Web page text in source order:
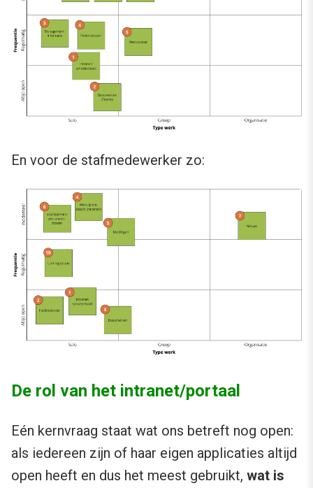
En voor de stafmedewerker zo:
De rol van het intranet/portaal
Eén kernvraag staat wat ons betreft nog open:
als iedereen zijn of haar eigen applicaties altijd
open heeft en dus het meest gebruikt, wat is